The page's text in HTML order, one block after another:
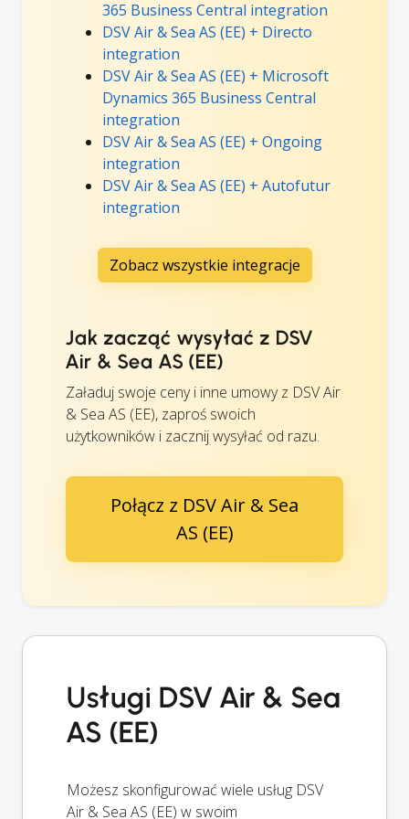
365 Business Central integration
DSV Air & Sea AS (EE) + Directo
integration
DSV Air & Sea AS (EE) + Microsoft
Dynamics 365 Business Central
integration
DSV Air & Sea AS (EE) + Ongoing
integration
DSV Air & Sea AS (EE) + Autofutur
integration
Zobacz wszystkie integracje
Jak zacząć wysyłać z DSV
Air & Sea AS (EE)
Załaduj swoje ceny i inne umowy z DSV Air
& Sea AS (EE), zaproś swoich
użytkowników i zacznij wysyłać od razu.
Połącz z DSV Air & Sea
AS (EE)
Usługi DSV Air & Sea
AS (EE)
Możesz skonfigurować wiele usług DSV
Air & Sea AS (EE) w swoim